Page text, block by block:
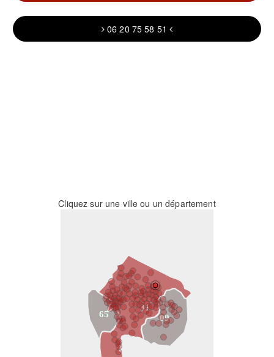
06 20 75 58 51
Cliquez sur une ville ou un département
31
09
65